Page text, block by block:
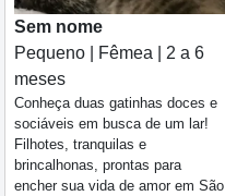
Sem nome
Pequeno | Fêmea | 2 a 6
meses
Conheça duas gatinhas doces e
sociáveis em busca de um lar!
Filhotes, tranquilas e
brincalhonas, prontas para
encher sua vida de amor em São